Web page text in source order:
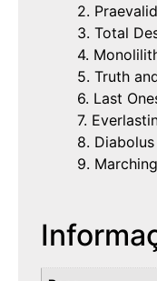
2.
3. Total
4.
5. Truth
6. Last
7.
8.
9.